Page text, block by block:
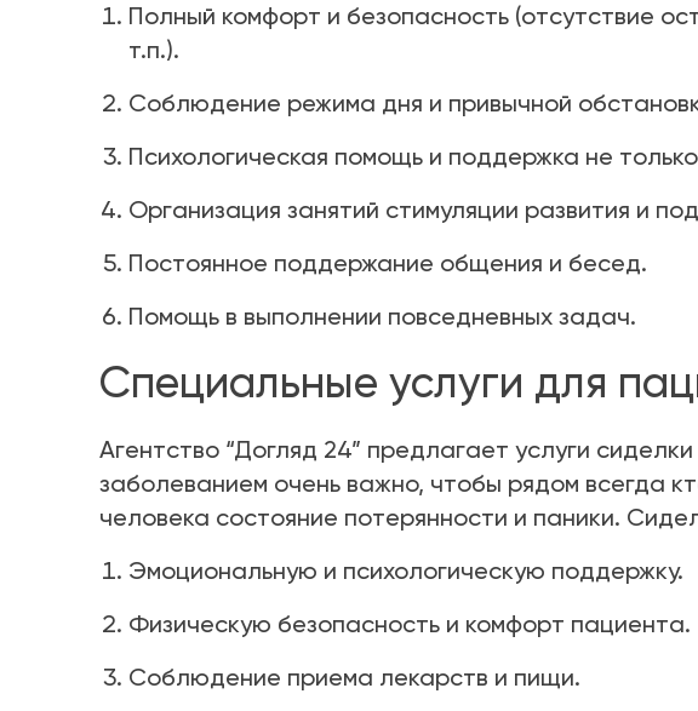
Полный комфорт и безопасность (отсутствие
т.п.).
Соблюдение режима дня и привычной
Психологическая помощь и поддержка не
Организация занятий стимуляции развития и
Постоянное поддержание общения и бесед.
Помощь в выполнении повседневных задач.
Специальные услуги для
Агентство “Догляд 24” предлагает услуги
заболеванием очень важно, чтобы рядом всегда
человека состояние потерянности и паники.
Эмоциональную и психологическую поддержку.
Физическую безопасность и комфорт пациента.
Соблюдение приема лекарств и пищи.